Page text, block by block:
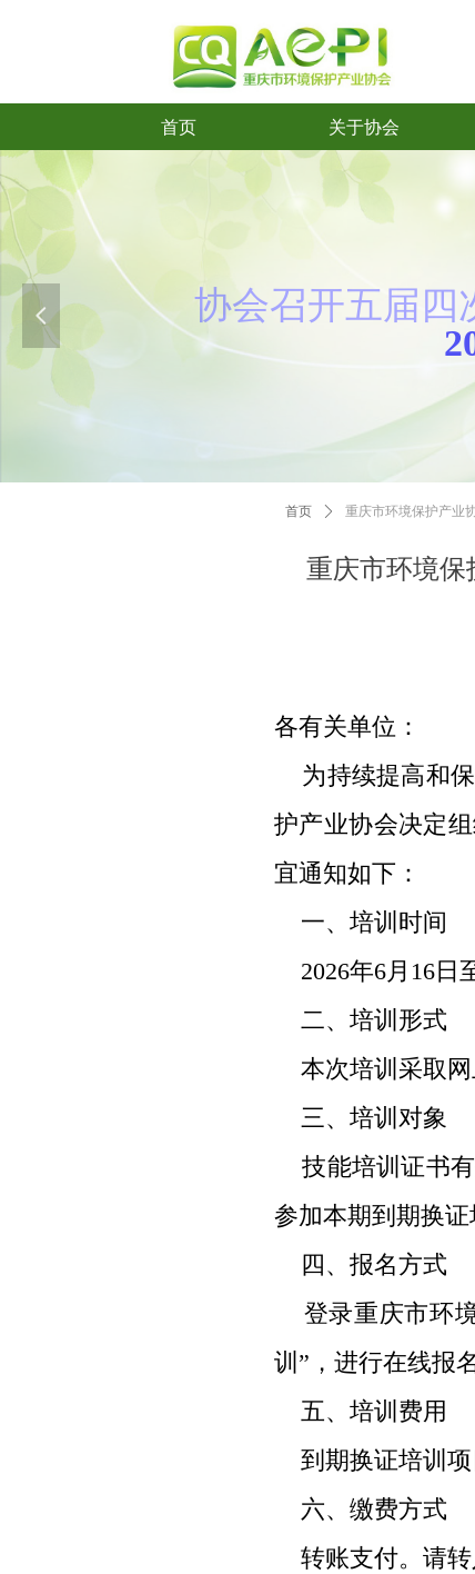
首页 关于协会
关于协会
协会召开五届 四
넳
重庆市环境保
首页 ꄲ 重庆市环境保护产业
各有关单位：
为持续提高和保
护产业协会决定
宜通知如下：
一、培训时间
2026年6月 16日
二、培训形式
本次培训采取网
三、培训对象
技能培训证书
参加本期到期换证
四、报名方式
登录重庆市环
训”，进行在线报
五、培训费用
到期换证培训项
六、缴费方式
转账支付。请转